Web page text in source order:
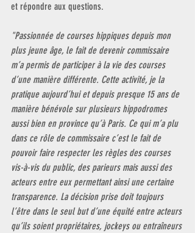
et répondre aux questions.
"Passionnée de courses hippiques depuis mon
plus jeune âge, le fait de devenir commissaire
m’a permis de participer à la vie des courses
d’une manière différente. Cette activité, je la
pratique aujourd’hui et depuis presque 15 ans de
manière bénévole sur plusieurs hippodromes
aussi bien en province qu’à Paris. Ce qui m’a plu
dans ce rôle de commissaire c’est le fait de
pouvoir faire respecter les règles des courses
vis-à-vis du public, des parieurs mais aussi des
acteurs entre eux permettant ainsi une certaine
transparence. La décision prise doit toujours
l’être dans le seul but d’une équité entre acteurs
qu’ils soient propriétaires, jockeys ou entraîneurs